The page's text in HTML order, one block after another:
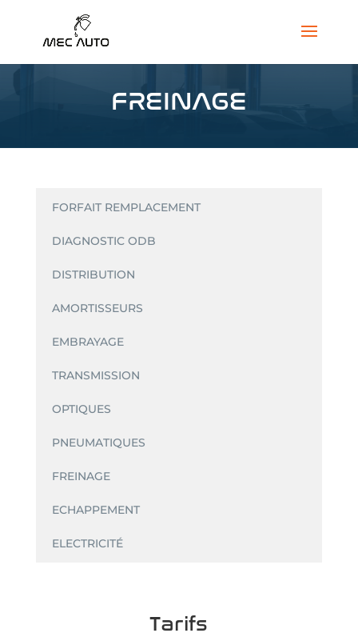
FREINAGE
FORFAIT REMPLACEMENT
DIAGNOSTIC ODB
DISTRIBUTION
AMORTISSEURS
EMBRAYAGE
TRANSMISSION
OPTIQUES
PNEUMATIQUES
FREINAGE
ECHAPPEMENT
ELECTRICITÉ
Tarifs